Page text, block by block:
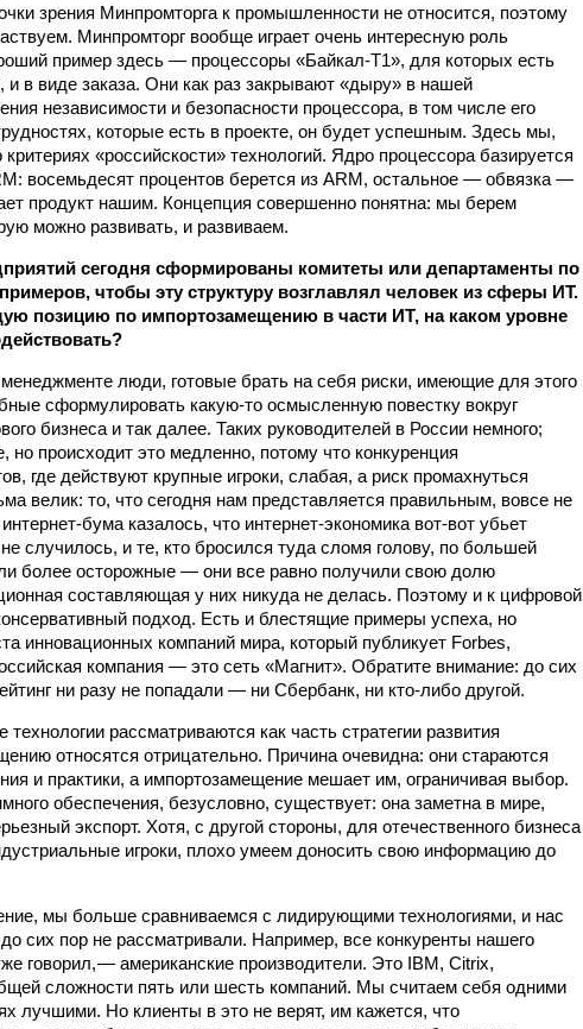
зрения Минпромторга к промышленности не относится, поэтому
Минпромторг вообще играет очень интересную роль
пример здесь — процессоры «Байкал-Т1», для которых есть
и в виде заказа. Они как раз закрывают «дыру» в нашей
независимости и безопасности процессора, в том числе его
которые есть в проекте, он будет успешным. Здесь мы,
«российскости» технологий. Ядро процессора базируется
восемьдесят процентов берется из ARM, остальное — обвязка —
продукт нашим. Концепция совершенно понятна: мы берем
можно развивать, и развиваем.
сегодня сформированы комитеты или департаменты по
чтобы эту структуру возглавлял человек из сферы ИТ.
позицию по импортозамещению в части ИТ, на каком уровне
люди, готовые брать на себя риски, имеющие для этого
сформулировать какую-то осмысленную повестку вокруг
бизнеса и так далее. Таких руководителей в России немного;
но происходит это медленно, потому что конкуренция
где действуют крупные игроки, слабая, а риск промахнуться
велик: то, что сегодня нам представляется правильным, вовсе не
бума казалось, что интернет-экономика вот-вот убьет
случилось, и те, кто бросился туда сломя голову, по большей
более осторожные — они все равно получили свою долю
составляющая у них никуда не делась. Поэтому и к цифровой
подход. Есть и блестящие примеры успеха, но
инновационных компаний мира, который публикует Forbes,
компания — это сеть «Магнит». Обратите внимание: до сих
ни разу не попадали — ни Сбербанк, ни кто-либо другой.
рассматриваются как часть стратегии развития
относятся отрицательно. Причина очевидна: они стараются
и практики, а импортозамещение мешает им, ограничивая выбор.
обеспечения, безусловно, существует: она заметна в мире,
экспорт. Хотя, с другой стороны, для отечественного бизнеса
игроки, плохо умеем доносить свою информацию до
мы больше сравниваемся с лидирующими технологиями, и нас
сих пор не рассматривали. Например, все конкуренты нашего
говорил, — американские производители. Это IBM, Citrix,
сложности пять или шесть компаний. Мы считаем себя одними
лучшими. Но клиенты в это не верят, им кажется, что